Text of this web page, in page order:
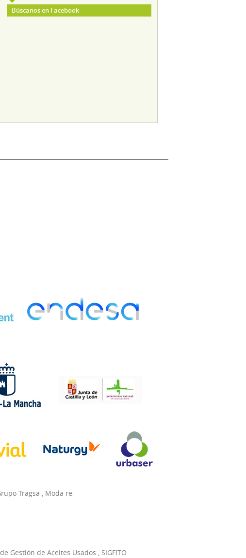
Búscanos en Facebook
Tragsa Moda re-
Gestión de Aceites Usados
SIGFITO